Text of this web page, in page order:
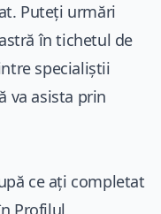
Puteți urmări
în tichetul de
specialiștii
va asista prin
ce ați completat
Profilul